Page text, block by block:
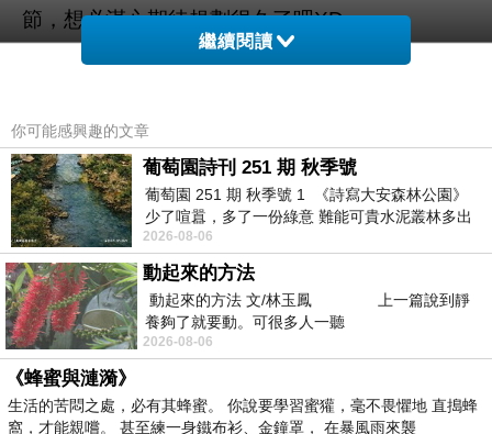
節，想必滿心期待規劃很久了吧XD
蒟蒻、記憶吐司、縮小燈跟竹蜻蜓，有看過哆啦
A夢的朋友們對這些存在感超高的道具都很熟悉
吧？有沒有哪個是你特別想要的呢？
→學生最想要記憶吐司
別背單字跟公式了，全部吃下去，考試時如有神
助，再也不怕考試不及格！
繼續閱讀
你可能感興趣的文章
葡萄園詩刊 251 期 秋季號
葡萄園 251 期 秋季號 1 《詩寫大安森林公園》
少了喧囂，多了一份綠意 難能可貴水泥叢林多出
一
2026-08-06
動起來的方法
動起來的方法 文/林玉鳳 上一篇說到靜
養夠了就要動。可很多人一聽
2026-08-06
《蜂蜜與漣漪》
生活的苦悶之處，必有其蜂蜜。 你說要學習蜜獾，毫不畏懼地 直搗蜂
窩，才能親嚐。 甚至練一身鐵布衫、金鐘罩， 在暴風雨來襲